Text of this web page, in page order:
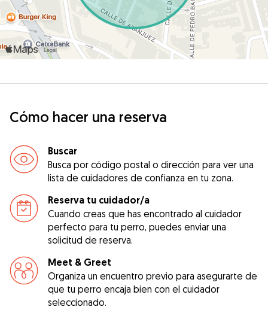
Cómo hacer una reserva
Buscar
Busca por código postal o dirección para ver una
lista de cuidadores de confianza en tu zona.
Reserva tu cuidador/a
Cuando creas que has encontrado al cuidador
perfecto para tu perro, puedes enviar una
solicitud de reserva.
Meet & Greet
Organiza un encuentro previo para asegurarte de
que tu perro encaja bien con el cuidador
seleccionado.